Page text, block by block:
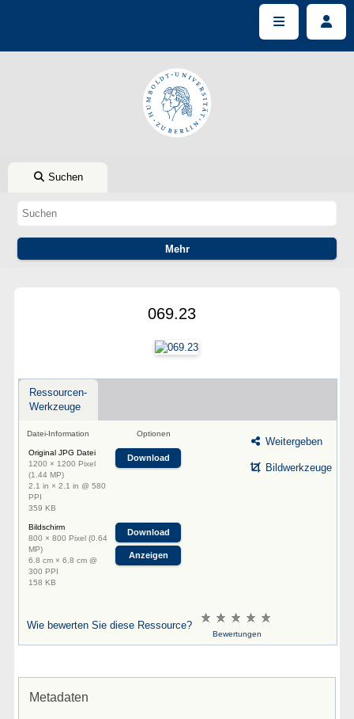
Suchen
069.23
Ressourcen-
Werkzeuge
Datei-Information Optionen
Original JPG Datei
1200 × 1200 Pixel
(1.44 MP)
2.1 in × 2.1 in @ 580
PPI
359 KB
Download
Bildschirm
800 × 800 Pixel (0.64
MP)
6.8 cm × 6.8 cm @
300 PPI
158 KB
Download
Anzeigen
Weitergeben
Bildwerkzeuge
Wie bewerten Sie diese Ressource?
Bewertungen
Metadaten